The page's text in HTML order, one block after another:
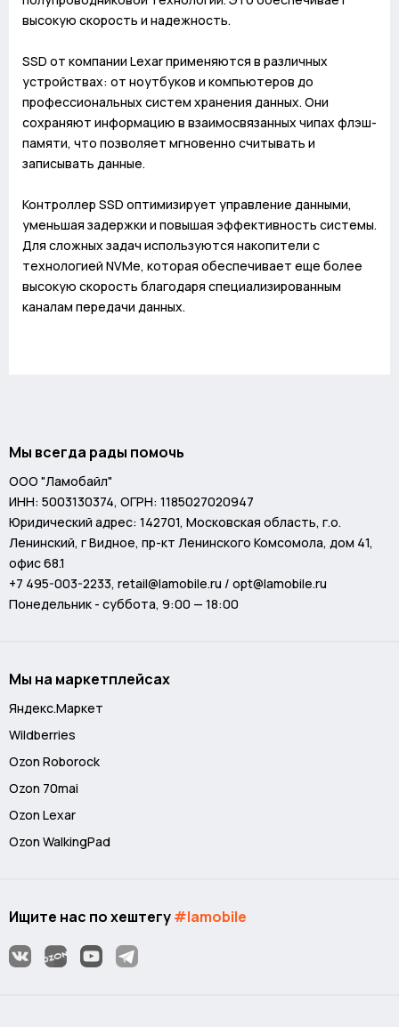
высокую скорость и надежность.
SSD от компании Lexar применяются в различных
устройствах: от ноутбуков и компьютеров до
профессиональных систем хранения данных. Они
сохраняют информацию в взаимосвязанных чипах флэш-
памяти, что позволяет мгновенно считывать и
записывать данные.
Контроллер SSD оптимизирует управление данными,
уменьшая задержки и повышая эффективность системы.
Для сложных задач используются накопители с
технологией NVMe, которая обеспечивает еще более
высокую скорость благодаря специализированным
каналам передачи данных.
Мы всегда рады помочь
ООО "Ламобайл"
ИНН: 5003130374, ОГРН: 1185027020947
Юридический адрес: 142701, Московская область, г.о.
Ленинский, г Видное, пр-кт Ленинского Комсомола, дом 41,
офис 68.1
+7 495-003-2233, retail@lamobile.ru / opt@lamobile.ru
Понедельник - суббота, 9:00 — 18:00
Мы на маркетплейсах
Яндекс.Маркет
Wildberries
Ozon Roborock
Ozon 70mai
Ozon Lexar
Ozon WalkingPad
Ищите нас по хештегу#lamobile